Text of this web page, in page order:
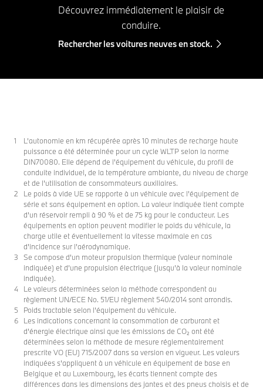
Découvrez immédiatement le plaisir de
conduire.
Rechercher les voitures neuves en stock.
L’autonomie en km récupérée après 10 minutes de recharge haute
puissance a été déterminée pour un cycle WLTP selon la norme
DIN70080. Elle dépend de l'équipement du véhicule, du profil de
conduite individuel, de la température ambiante, du niveau de charge
et de l'utilisation de consommateurs auxiliaires.
Le poids à vide UE se rapporte à un véhicule avec l'équipement de
série et sans équipement en option. La valeur indiquée tient compte
d'un réservoir rempli à 90 % et de 75 kg pour le conducteur. Les
équipements en option peuvent modifier le poids du véhicule, la
charge utile et éventuellement la vitesse maximale en cas
d'incidence sur l'aérodynamique.
Se compose d'un moteur propulsion thermique (valeur nominale
indiquée) et d’une propulsion électrique (jusqu’à la valeur nominale
indiquée).
Le valeurs déterminées selon la méthode correspondent au
règlement UN/ECE No. 51/EU règlement 540/2014 sont arrondis.
Poids tractable selon l’équipement du véhicule.
Les indications concernant la consommation de carburant et
d'énergie électrique ainsi que les émissions de CO₂ ont été
déterminées selon la méthode de mesure réglementairement
prescrite VO (EU) 715/2007 dans sa version en vigueur. Les valeurs
indiquées s'appliquent à un véhicule en équipement de base en
Belgique et au Luxembourg, les écarts tiennent compte des
différences dans les dimensions des jantes et des pneus choisis et de